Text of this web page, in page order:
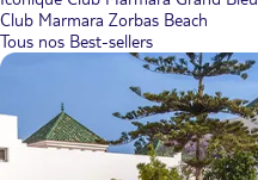
Club Marmara Zorbas Beach
Tous nos Best-sellers